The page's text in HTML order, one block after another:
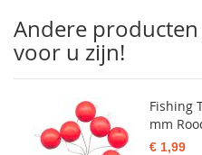
Andere
voor u zijn!
Fishing
mm
€ 1,99